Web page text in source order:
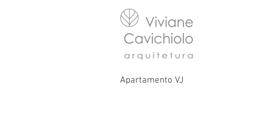
Apartamento VJ